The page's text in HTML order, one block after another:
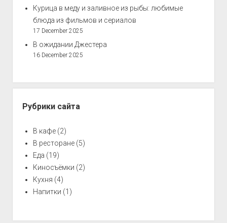
Курица в меду и заливное из рыбы: любимые
блюда из фильмов и сериалов
17 December 2025
В ожидании Джестера
16 December 2025
Рубрики сайта
В кафе(2)
В ресторане(5)
Еда (19)
Киносъёмки (2)
Кухня (4)
Напитки (1)